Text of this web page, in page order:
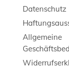
Datenschutz
Allgemeine